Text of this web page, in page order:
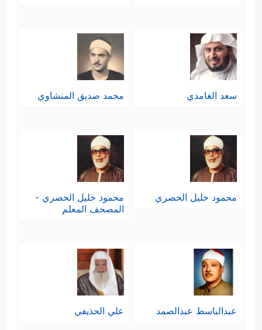
سعد الغامدي محمد صديق المنشاوي
محمود خليل الحصري
محمود خليل الحصري -
المصحف المعلم
عبدالباسط عبدالصمد علي الحذيفي